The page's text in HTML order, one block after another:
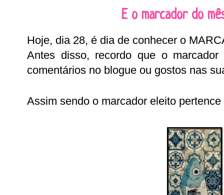
E o marcador do
Hoje, dia 28, é dia de conhecer o
Antes disso, recordo que o
comentários no blogue ou gostos nas
Assim sendo o marcador eleito